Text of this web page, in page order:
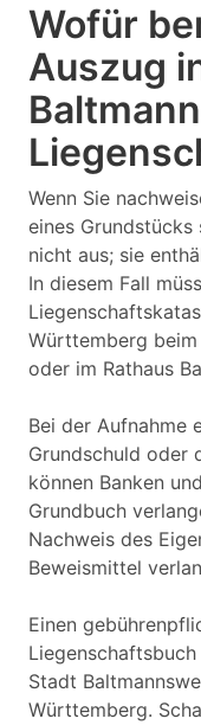
Wofür
Auszug
Wenn Sie
eines
nicht aus; sie
In diesem Fall
Württemberg
oder im Rathaus
Bei der Aufnahme
Grundschuld oder
können Banken
Grundbuch
Nachweis des
Beweismittel
Einen
Stadt
Württemberg.